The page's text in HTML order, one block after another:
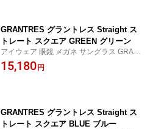
GRANTRES グラントレス Straight ス
トレート スクエア GREEN グリーン
アイウェア 眼鏡 メガネ サングラス GRANT
RES グラントレス タキロンローランド ロ
ックスタージャパン
15,180円
GRANTRES グラントレス Straight ス
トレート スクエア BLUE ブルー